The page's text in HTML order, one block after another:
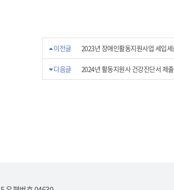
이전글 2023년 장애인활동지원사업 세입
다음글 2024년 활동지원사 건강진단서 제